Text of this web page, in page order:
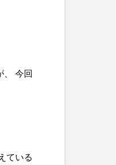
、 今回
ている